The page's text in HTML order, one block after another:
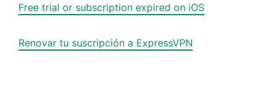
Free trial or subscription expired on iOS
Renovar tu suscripción a ExpressVPN